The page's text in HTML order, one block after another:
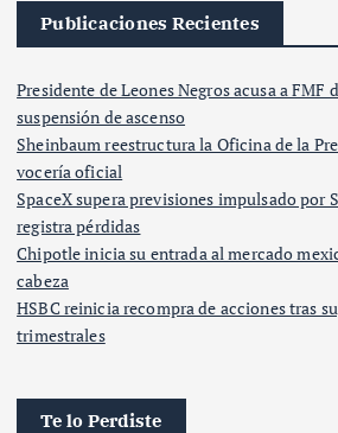
Publicaciones Recientes
Presidente de Leones Negros acusa a FMF
suspensión de ascenso
Sheinbaum reestructura la Oficina de la
vocería oficial
SpaceX supera previsiones impulsado por
registra pérdidas
Chipotle inicia su entrada al mercado
cabeza
HSBC reinicia recompra de acciones tras
trimestrales
Te lo Perdiste